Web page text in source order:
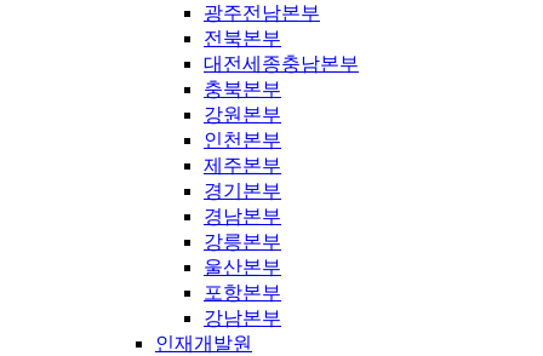
광주전남본부
전북본부
대전세종충남본부
충북본부
강원본부
인천본부
제주본부
경기본부
경남본부
강릉본부
울산본부
포항본부
강남본부
인재개발원